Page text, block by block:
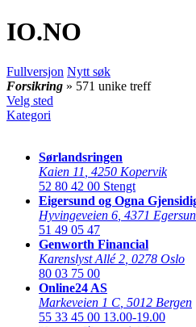
IO.NO
Fullversjon Nytt søk
Forsikring » 571 unike treff
Velg sted
Kategori
Sørlandsringen
Kaien 11 4250 Kopervik
52 80 42 00 Stengt
Eigersund og Ogna
Hyvingeveien 6 4371
51 49 05 47
Genworth Financial
Karenslyst Allé 2 0278 Oslo
80 03 75 00
Online24 AS
Markeveien 1 C 5012 Bergen
55 33 45 00 13.00-19.00